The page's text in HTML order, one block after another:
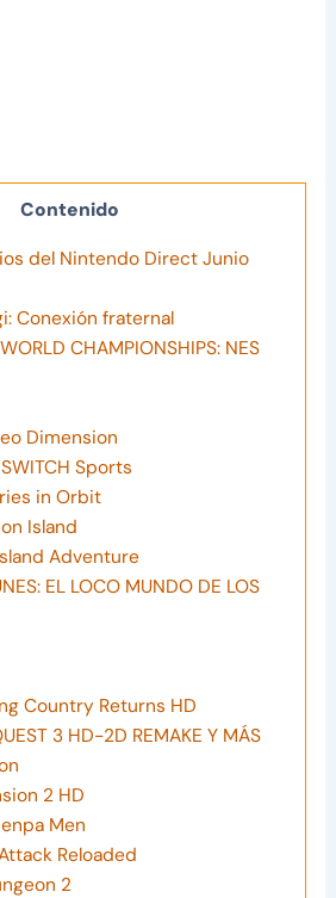
Contenido
del Nintendo Direct Junio
Conexión fraternal
CHAMPIONSHIPS: NES
Dimension
Sports
in Orbit
Island
Adventure
EL LOCO MUNDO DE LOS
Country Returns HD
3 HD-2D REMAKE Y MÁS
2 HD
Men
Reloaded
2